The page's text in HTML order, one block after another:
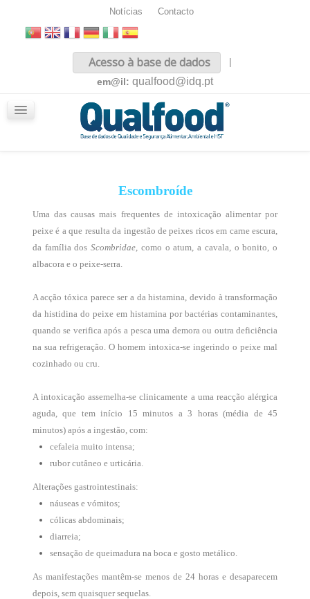
Notícias Contacto
Acesso à base de dados
|
em@il: qualfood@idq.pt
Escombroíde
Uma das causas mais frequentes de intoxicação alimentar por
peixe é a que resulta da ingestão de peixes ricos em carne escura,
da família dosScombridae, como o atum, a cavala, o bonito, o
albacora e o peixe-serra.
A acção tóxica parece ser a da histamina, devido à transformação
da histidina do peixe em histamina por bactérias contaminantes,
quando se verifica após a pesca uma demora ou outra deficiência
na sua refrigeração. O homem intoxica-se ingerindo o peixe mal
cozinhado ou cru.
A intoxicação assemelha-se clinicamente a uma reacção alérgica
aguda, que tem início 15 minutos a 3 horas (média de 45
minutos) após a ingestão, com:
cefaleia muito intensa;
rubor cutâneo e urticária.
Alterações gastrointestinais:
náuseas e vómitos;
cólicas abdominais;
diarreia;
sensação de queimadura na boca e gosto metálico.
As manifestações mantêm-se menos de 24 horas e desaparecem
depois, sem quaisquer sequelas.